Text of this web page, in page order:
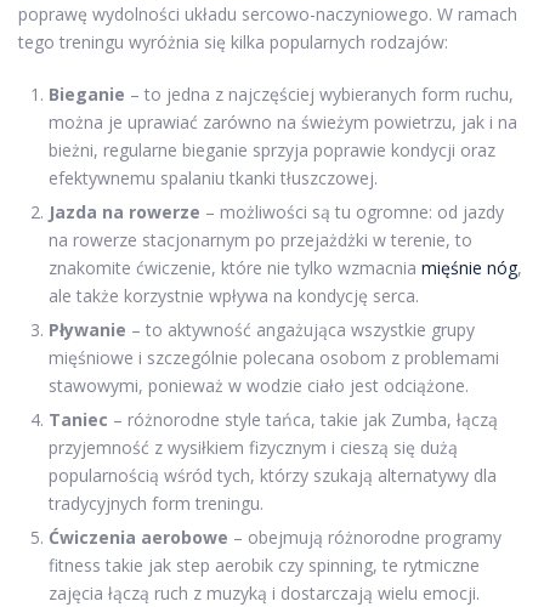
poprawę wydolności układu sercowo-naczyniowego. W ramach
tego treningu wyróżnia się kilka popularnych rodzajów:
Bieganie – to jedna z najczęściej wybieranych form ruchu,
można je uprawiać zarówno na świeżym powietrzu, jak i na
bieżni, regularne bieganie sprzyja poprawie kondycji oraz
efektywnemu spalaniu tkanki tłuszczowej.
Jazda na rowerze – możliwości są tu ogromne: od jazdy
na rowerze stacjonarnym po przejażdżki w terenie, to
znakomite ćwiczenie, które nie tylko wzmacnia mięśnie nóg,
ale także korzystnie wpływa na kondycję serca.
Pływanie – to aktywność angażująca wszystkie grupy
mięśniowe i szczególnie polecana osobom z problemami
stawowymi, ponieważ w wodzie ciało jest odciążone.
Taniec – różnorodne style tańca, takie jak Zumba, łączą
przyjemność z wysiłkiem fizycznym i cieszą się dużą
popularnością wśród tych, którzy szukają alternatywy dla
tradycyjnych form treningu.
Ćwiczenia aerobowe – obejmują różnorodne programy
fitness takie jak step aerobik czy spinning, te rytmiczne
zajęcia łączą ruch z muzyką i dostarczają wielu emocji.